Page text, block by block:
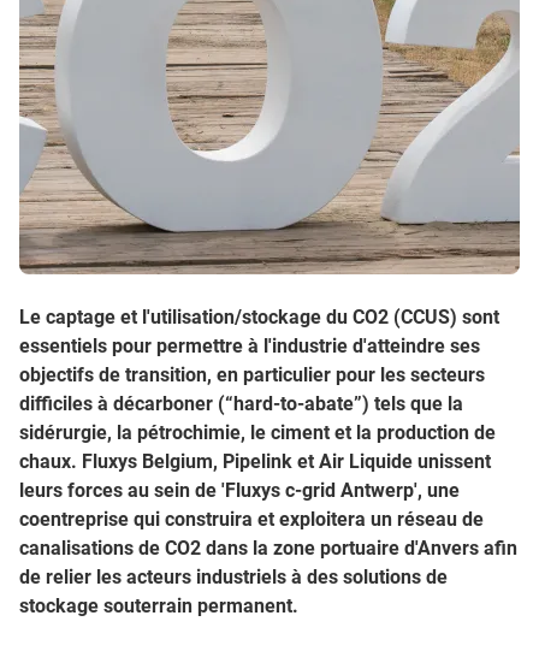
Le captage et l'utilisation/stockage du CO2 (CCUS) sont
essentiels pour permettre à l'industrie d'atteindre ses
objectifs de transition, en particulier pour les secteurs
difficiles à décarboner (“hard-to-abate”) tels que la
sidérurgie, la pétrochimie, le ciment et la production de
chaux. Fluxys Belgium, Pipelink et Air Liquide unissent
leurs forces au sein de 'Fluxys c-grid Antwerp', une
coentreprise qui construira et exploitera un réseau de
canalisations de CO2 dans la zone portuaire d'Anvers afin
de relier les acteurs industriels à des solutions de
stockage souterrain permanent.